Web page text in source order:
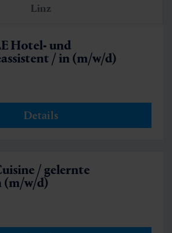
Linz
Hotel- und
/ in (m/w/d)
Details
/ gelernte
(m/w/d)